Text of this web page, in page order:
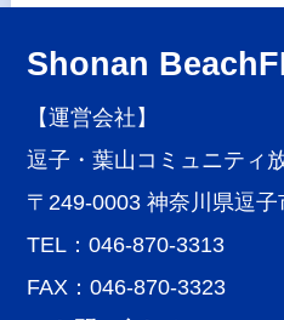
Shonan
【運営会社】
逗子・葉山コミュニティ
〒249-0003 神奈川県逗
TEL：046-870-3313
FAX：046-870-3323